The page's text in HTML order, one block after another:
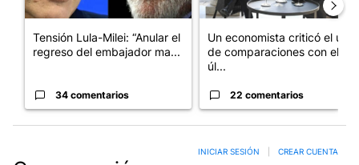
Tensión Lula-Milei: “Anular el
regreso del embajador ma...
34 comentarios
Un economista criticó el uso
de comparaciones con el
úl...
22 comentarios
INICIAR SESIÓN CREAR CUENTA